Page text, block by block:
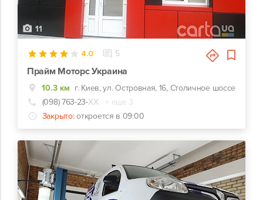
11
4.0 5
Прайм Моторс Украина
10.3 км г. Киев, ул. Островная, 16, Столичное шоссе
(098) 763-23-ХХ
+ еще 3
Закрыто: откроется в 09:00